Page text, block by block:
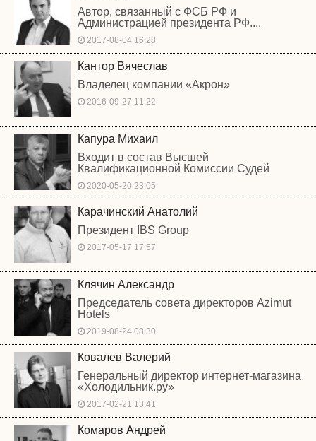
Автор, связанный с ФСБ РФ и
Администрацией президента РФ....
2017-08-04 16:28
Кантор Вячеслав
Владелец компании «Акрон»
2016-09-27 11:22
Капура Михаил
Входит в состав Высшей
Квалификационной Комиссии Судей
2020-05-20 23:05
Карачинский Анатолий
Президент IBS Group
2017-05-17 17:57
Клячин Александр
Председатель совета директоров Azimut
Hotels
2019-08-24 08:30
Ковалев Валерий
Генеральный директор интернет-магазина
«Холодильник.ру»
2017-02-21 13:41
Комаров Андрей